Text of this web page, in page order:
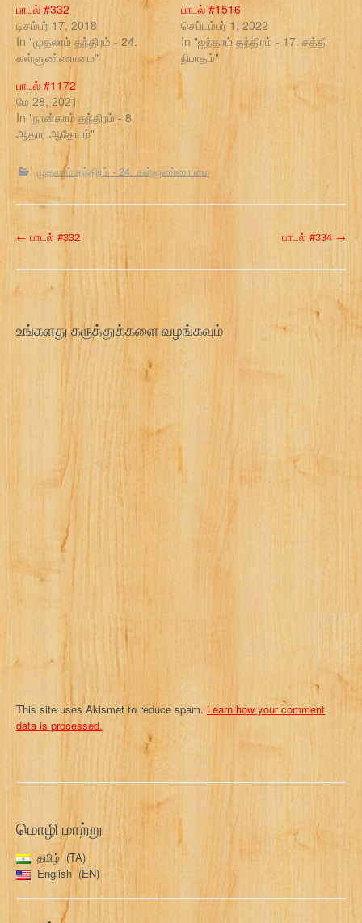
பாடல் #332
டிசம்பர் 17, 2018
In "முதலாம் தந்திரம் - 24.
கள்ளுண்ணாமை"
பாடல் #1516
செப்டம்பர் 1, 2022
In "ஐந்தாம் தந்திரம் - 17. சத்தி
நிபாதம்"
பாடல் #1172
மே 28, 2021
In "நான்காம் தந்திரம் - 8.
ஆதார ஆதேயம்"
முதலாம் தந்திரம் - 24. கள்ளுண்ணாமை
P
o
s
t
← பாடல் #332 பாடல் #334→
உங்களது கருத்துக்களை வழங்கவும்
This site uses Akismet to reduce spam. Learn how your comment
data is processed.
மொழி மாற்று
தமிழ்
TA
English
EN